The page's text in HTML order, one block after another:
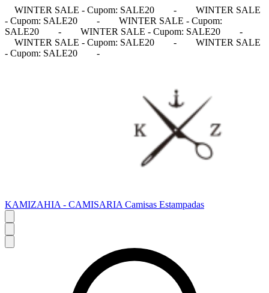
WINTER SALE - Cupom: SALE20 -
WINTER SALE
- Cupom: SALE20
-
WINTER SALE - Cupom:
SALE20
- WINTER SALE - Cupom: SALE20
-
WINTER SALE - Cupom: SALE20
-
WINTER SALE
- Cupom: SALE20
-
KAMIZAHIA - CAMISARIA Camisas Estampadas